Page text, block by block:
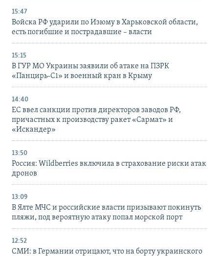
15:47
Войска РФ ударили по Изюму в Харьковской области,
есть погибшие и пострадавшие – власти
15:15
В ГУР МО Украины заявили об атаке на ПЗРК
«Панцирь-С1» и военный кран в Крыму
14:40
ЕС ввел санкции против директоров заводов РФ,
причастных к производству ракет «Сармат» и
«Искандер»
13:50
Россия: Wildberries включила в страхование риски атак
дронов
13:09
В Ялте МЧС и российские власти призывают покинуть
пляжи, под вероятную атаку попал морской порт
12:52
СМИ: в Германии отрицают, что на борту украинского